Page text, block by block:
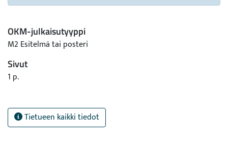
OKM-julkaisutyyppi
M2 Esitelmä tai posteri
Sivut
1 p.
Tietueen kaikki tiedot